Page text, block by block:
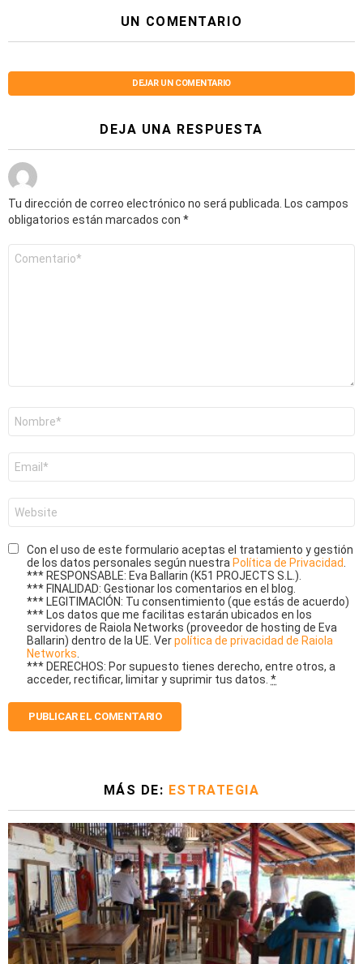
UN COMENTARIO
DEJAR UN COMENTARIO
DEJA UNA RESPUESTA
Tu dirección de correo electrónico no será publicada. Los campos
obligatorios están marcados con *
electrónico
*
Con el uso de este formulario aceptas el tratamiento y gestión
de los datos personales según nuestra Política de Privacidad
*** RESPONSABLE: Eva Ballarin (K51 PROJECTS S.L.).
*** FINALIDAD: Gestionar los comentarios en el blog.
*** LEGITIMACIÓN: Tu consentimiento (que estás de acuerdo)
*** Los datos que me facilitas estarán ubicados en los
servidores de Raiola Networks (proveedor de hosting de Eva
Ballarin) dentro de la UE. Verpolítica de privacidad de Raiola
Networks
*** DERECHOS: Por supuesto tienes derecho, entre otros, a
acceder, rectificar, limitar y suprimir tus datos. *
MÁS DE: ESTRATEGIA